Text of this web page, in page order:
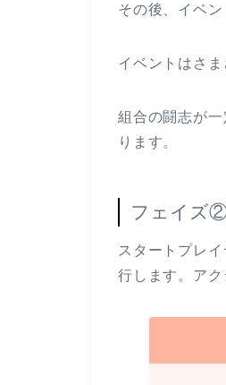
その後、イベン
イベントはさ
組合の闘志が
ります。
フェイズ
スタートプレ
行します。ア